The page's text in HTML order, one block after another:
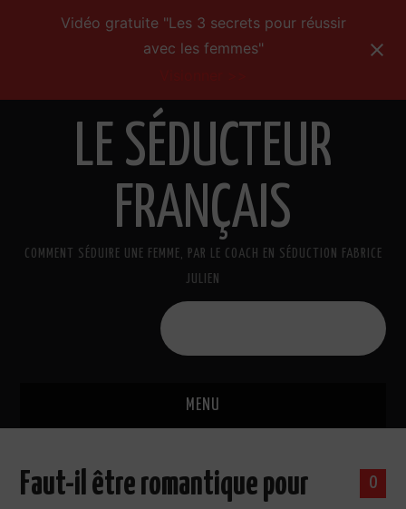
Vidéo gratuite "Les 3 secrets pour réussir
avec les femmes"
LE SÉDUCTEUR
FRANÇAIS
COMMENT SÉDUIRE UNE FEMME, PAR LE COACH EN SÉDUCTION FABRICE
JULIEN
MENU
GUIDES DE DRAGUE OFFERTS
0
Faut-il être romantique pour